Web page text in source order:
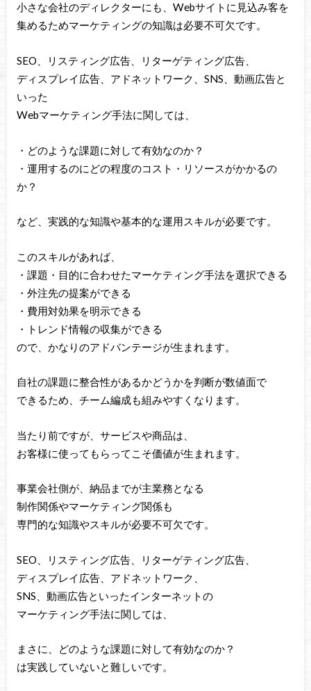
小さな会社のディレクターにも、Webサイトに見込み客を
集めるためマーケティングの知識は必要不可欠です。
SEO、リスティング広告、リターゲティング広告、
ディスプレイ広告、アドネットワーク、SNS、動画広告と
いった
Webマーケティング手法に関しては、
・どのような課題に対して有効なのか？
・運用するのにどの程度のコスト・リソースがかかるの
か？
など、実践的な知識や基本的な運用スキルが必要です。
このスキルがあれば、
・課題・目的に合わせたマーケティング手法を選択できる
・外注先の提案ができる
・費用対効果を明示できる
・トレンド情報の収集ができる
ので、かなりのアドバンテージが生まれます。
自社の課題に整合性があるかどうかを判断が数値面で
できるため、チーム編成も組みやすくなります。
当たり前ですが、サービスや商品は、
お客様に使ってもらってこそ価値が生まれます。
事業会社側が、納品までが主業務となる
制作関係やマーケティング関係も
専門的な知識やスキルが必要不可欠です。
SEO、リスティング広告、リターゲティング広告、
ディスプレイ広告、アドネットワーク、
SNS、動画広告といったインターネットの
マーケティング手法に関しては、
まさに、どのような課題に対して有効なのか？
は実践していないと難しいです。